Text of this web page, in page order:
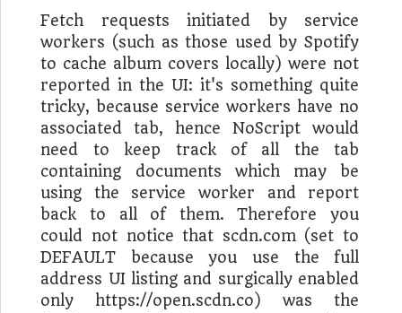
Fetch requests initiated by service
workers (such as those used by Spotify
to cache album covers locally) were not
reported in the UI: it's something quite
tricky, because service workers have no
associated tab, hence NoScript would
need to keep track of all the tab
containing documents which may be
using the service worker and report
back to all of them. Therefore you
could not notice that scdn.com (set to
DEFAULT because you use the full
address UI listing and surgically enabled
only https://open.scdn.co) was the